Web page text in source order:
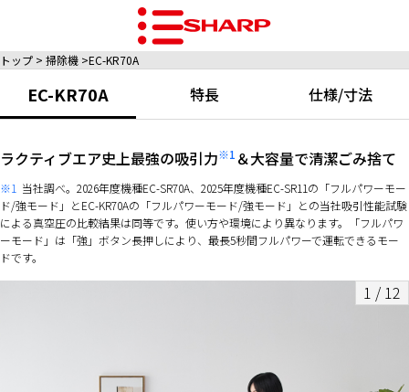
トップ 掃除機 EC-KR70A
EC-KR70A 特長 仕様/寸法
ラクティブエア史上最強の吸引力※1 ＆大容量で清潔ごみ捨て
※1 当社調べ。2026年度機種EC-SR70A、2025年度機種EC-SR11の「フルパワーモー
ド/強モード」とEC-KR70Aの「フルパワーモード/強モード」との当社吸引性能試験
による真空圧の比較結果は同等です。使い方や環境により異なります。「フルパワ
ーモード」は「強」ボタン長押しにより、最長5秒間フルパワーで運転できるモー
ドです。
1 / 12